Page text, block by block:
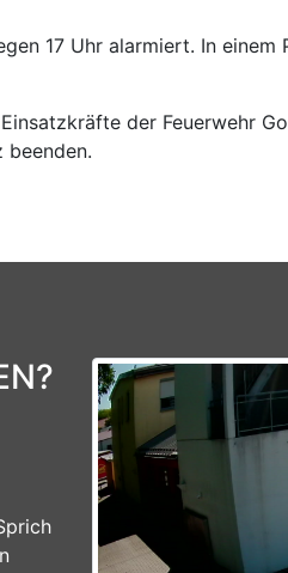
17 Uhr alarmiert. In einem
der Feuerwehr
beenden.